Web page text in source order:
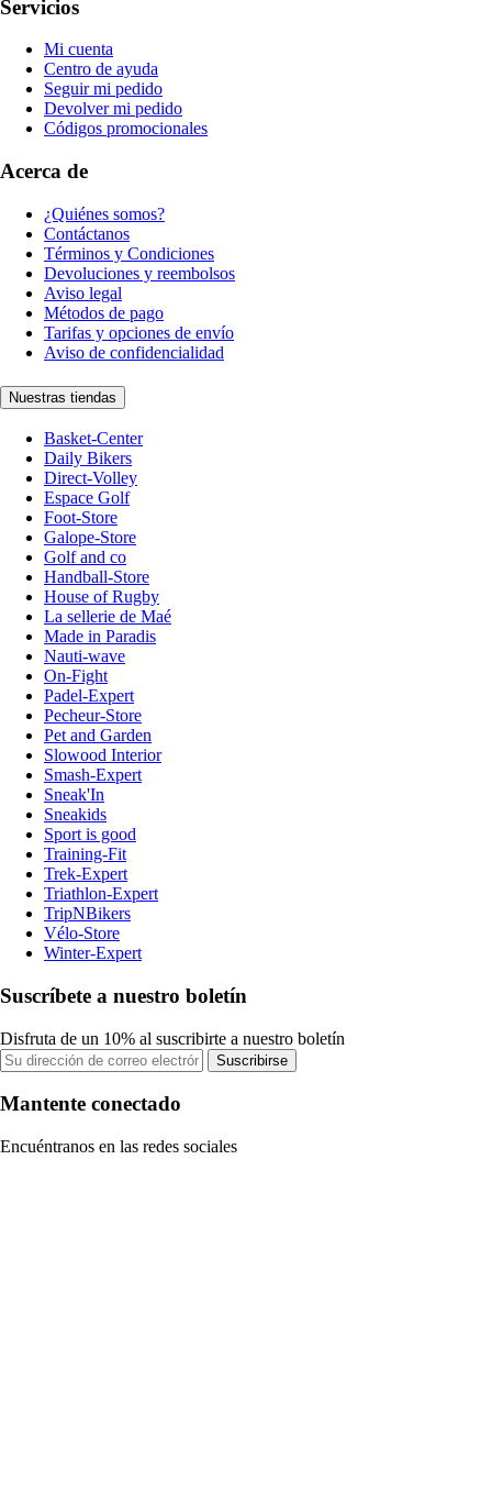
Servicios
Mi cuenta
Centro de ayuda
Seguir mi pedido
Devolver mi pedido
Códigos promocionales
Acerca de
¿Quiénes somos?
Contáctanos
Términos y Condiciones
Devoluciones y reembolsos
Aviso legal
Métodos de pago
Tarifas y opciones de envío
Aviso de confidencialidad
Nuestras tiendas
Basket-Center
Daily Bikers
Direct-Volley
Espace Golf
Foot-Store
Galope-Store
Golf and co
Handball-Store
House of Rugby
La sellerie de Maé
Made in Paradis
Nauti-wave
On-Fight
Padel-Expert
Pecheur-Store
Pet and Garden
Slowood Interior
Smash-Expert
Sneak'In
Sneakids
Sport is good
Training-Fit
Trek-Expert
Triathlon-Expert
TripNBikers
Vélo-Store
Winter-Expert
Suscríbete a nuestro boletín
Disfruta de un 10% al suscribirte a nuestro boletín
Suscribirse
Mantente conectado
Encuéntranos en las redes sociales